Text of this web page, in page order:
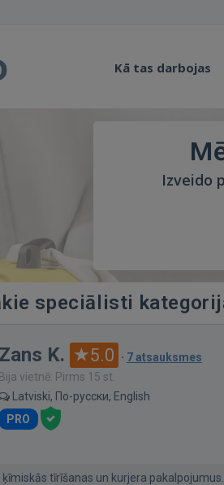
Kā tas darbojas
Izveido
speciālisti
Zans K. 5.0 · 7 atsauksmes
Bija vietnē: Pirms 15 st.
Latviski, По-русски, English
PRO
tīrīšanas un kurjera